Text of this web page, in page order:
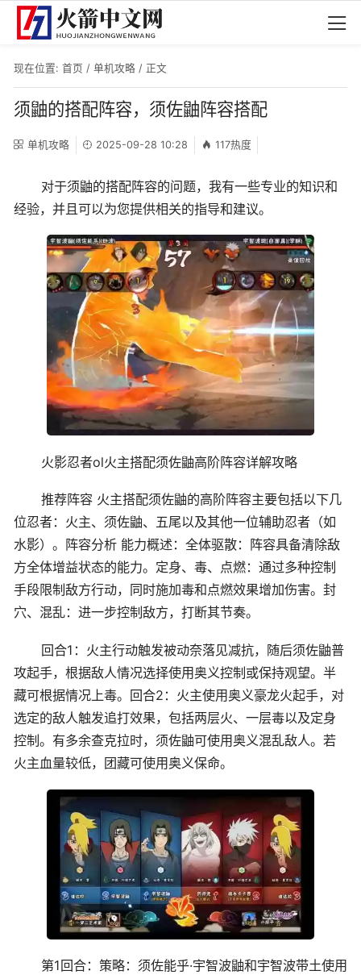
现在位置: 首页 / 单机攻略 / 正文
须鼬的搭配阵容，须佐鼬阵容搭配
单机攻略 2025-09-28 10:28 117热度
对于须鼬的搭配阵容的问题，我有一些专业的知识和
经验，并且可以为您提供相关的指导和建议。
火影忍者ol火主搭配须佐鼬高阶阵容详解攻略
推荐阵容 火主搭配须佐鼬的高阶阵容主要包括以下几
位忍者：火主、须佐鼬、五尾以及其他一位辅助忍者（如
水影）。阵容分析 能力概述：全体驱散：阵容具备清除敌
方全体增益状态的能力。定身、毒、点燃：通过多种控制
手段限制敌方行动，同时施加毒和点燃效果增加伤害。封
穴、混乱：进一步控制敌方，打断其节奏。
回合1：火主行动触发被动奈落见减抗，随后须佐鼬普
攻起手，根据敌人情况选择使用奥义控制或保持观望。半
藏可根据情况上毒。回合2：火主使用奥义豪龙火起手，对
选定的敌人触发追打效果，包括两层火、一层毒以及定身
控制。有多余查克拉时，须佐鼬可使用奥义混乱敌人。若
火主血量较低，团藏可使用奥义保命。
第1回合：策略：须佐能乎·宇智波鼬和宇智波带土使用